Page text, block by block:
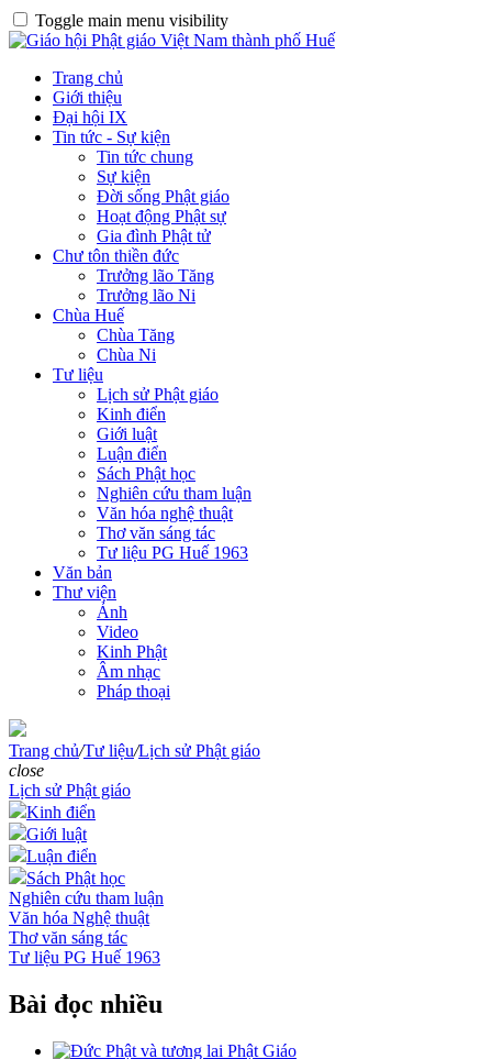
Toggle main menu visibility
Trang chủ
Giới thiệu
Đại hội IX
Tin tức - Sự kiện
Tin tức chung
Sự kiện
Đời sống Phật giáo
Hoạt động Phật sự
Gia đình Phật tử
Chư tôn thiền đức
Trưởng lão Tăng
Trưởng lão Ni
Chùa Huế
Chùa Tăng
Chùa Ni
Tư liệu
Lịch sử Phật giáo
Kinh điển
Giới luật
Luận điển
Sách Phật học
Nghiên cứu tham luận
Văn hóa nghệ thuật
Thơ văn sáng tác
Tư liệu PG Huế 1963
Văn bản
Thư viện
Ảnh
Video
Kinh Phật
Âm nhạc
Pháp thoại
Trang chủ/Tư liệu/Lịch sử Phật giáo
close
Lịch sử Phật giáo
Kinh điển
Giới luật
Luận điển
Sách Phật học
Nghiên cứu tham luận
Văn hóa Nghệ thuật
Thơ văn sáng tác
Tư liệu PG Huế 1963
Bài đọc nhiều